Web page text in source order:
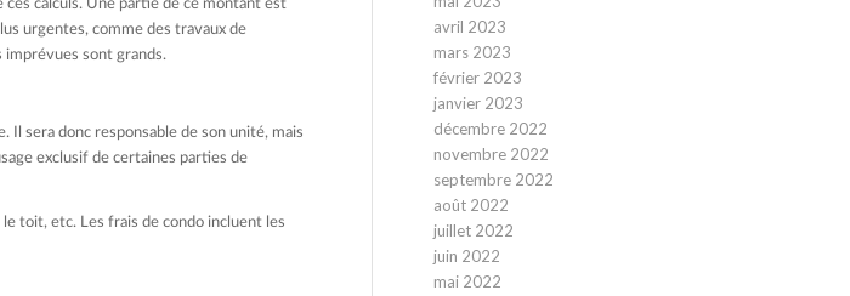
calculs. Une partie de ce montant est
urgentes, comme des travaux de
imprévues sont grands.
sera donc responsable de son unité, mais
exclusif de certaines parties de
toit, etc. Les frais de condo incluent les
avril 2023
mars 2023
février 2023
janvier 2023
décembre 2022
novembre 2022
septembre 2022
août 2022
juillet 2022
juin 2022
mai 2022